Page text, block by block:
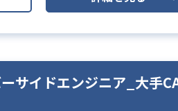
サイドエンジニア_大手